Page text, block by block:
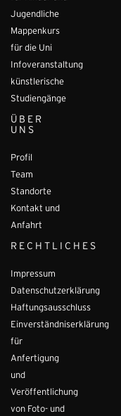
Jugendliche
Mappenkurs
für die Uni
Infoveranstaltung
künstlerische
Studiengänge
ÜBER
UNS
Profil
Team
Standorte
Kontakt und
Anfahrt
RECHTLICHES
Impressum
Datenschutzerklärung
Haftungsausschluss
Einverständniserklärung
für
Anfertigung
und
Veröffentlichung
von Foto- und